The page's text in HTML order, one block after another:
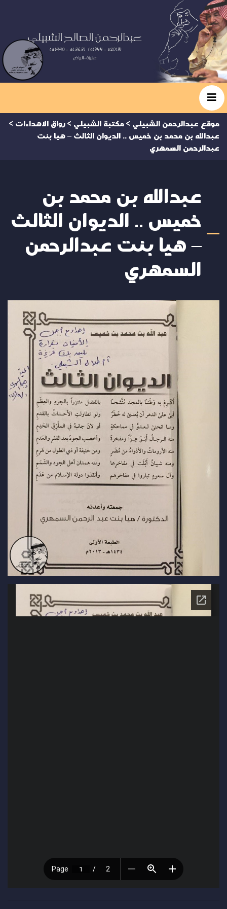
موقع عبدالرحمن الشبيلي > مكتبة الشبيلي > رواق الاهداءات >
عبدالله بن محمد بن خميس .. الديوان الثالث – هيا بنت
عبدالرحمن السمهري
عبدالله بن محمد بن
خميس .. الديوان الثالث
– هيا بنت عبدالرحمن
السمهري